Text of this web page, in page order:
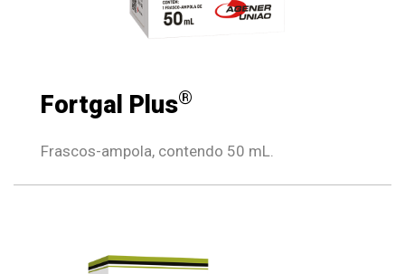
Fortgal Plus®
Frascos-ampola, contendo 50 mL.